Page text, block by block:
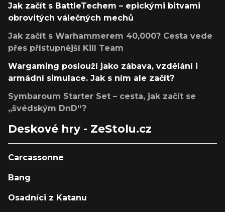
Jak začít s BattleTechem – epickými bitvami
obrovitých válečných mechů
Jak začít s Warhammerem 40,000? Cesta vede
přes přístupnější Kill Team
Wargaming poslouží jako zábava, vzdělání i
armádní simulace. Jak s ním ale začít?
Symbaroum Starter Set – cesta, jak začít se
„švédským DnD“?
Deskové hry - ZeStolu.cz
Carcassonne
Bang
Osadníci z Katanu